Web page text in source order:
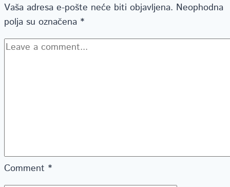
Vaša adresa e-pošte neće biti objavljena. Neophodna
polja su označena *
Comment *